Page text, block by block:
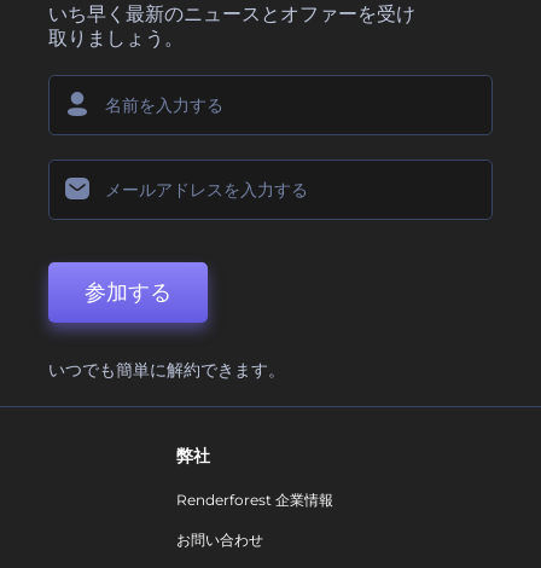
いち早く最新のニュースとオファーを受け
取りましょう。
参加する
いつでも簡単に解約できます。
弊社
Renderforest 企業情報
お問い合わせ